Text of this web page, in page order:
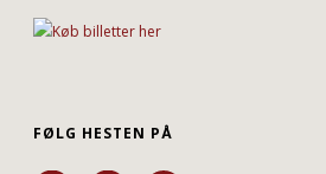
FØLG HESTEN PÅ